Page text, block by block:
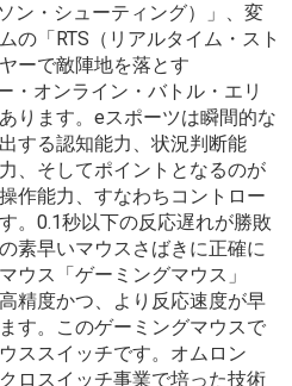
ン・シューティング）」、変
の「RTS（リアルタイム・スト
ーで敵陣地を落とす
・オンライン・バトル・エリ
ります。eスポーツは瞬間的な
する認知能力、状況判断能
、そしてポイントとなるのが
作能力、すなわちコントロー
。0.1秒以下の反応遅れが勝敗
素早いマウスさばきに正確に
ウス「ゲーミングマウス」
精度かつ、より反応速度が早
す。このゲーミングマウスで
ススイッチです。オムロン
ロスイッチ事業で培った技術